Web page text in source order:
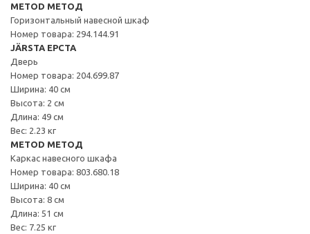
METOD МЕТОД
Горизонтальный навесной шкаф
Номер товара: 294.144.91
JÄRSTA ЕРСТА
Дверь
Номер товара: 204.699.87
Ширина: 40 см
Высота: 2 см
Длина: 49 см
Вес: 2.23 кг
METOD МЕТОД
Каркас навесного шкафа
Номер товара: 803.680.18
Ширина: 40 см
Высота: 8 см
Длина: 51 см
Вес: 7.25 кг